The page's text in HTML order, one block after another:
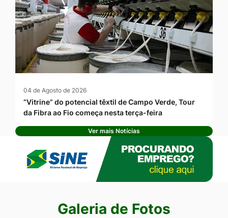
04 de Agosto de 2026
“Vitrine” do potencial têxtil de Campo Verde, Tour
da Fibra ao Fio começa nesta terça-feira
Ver mais Notícias
Seção Galeria de Fotos
Galeria de Fotos